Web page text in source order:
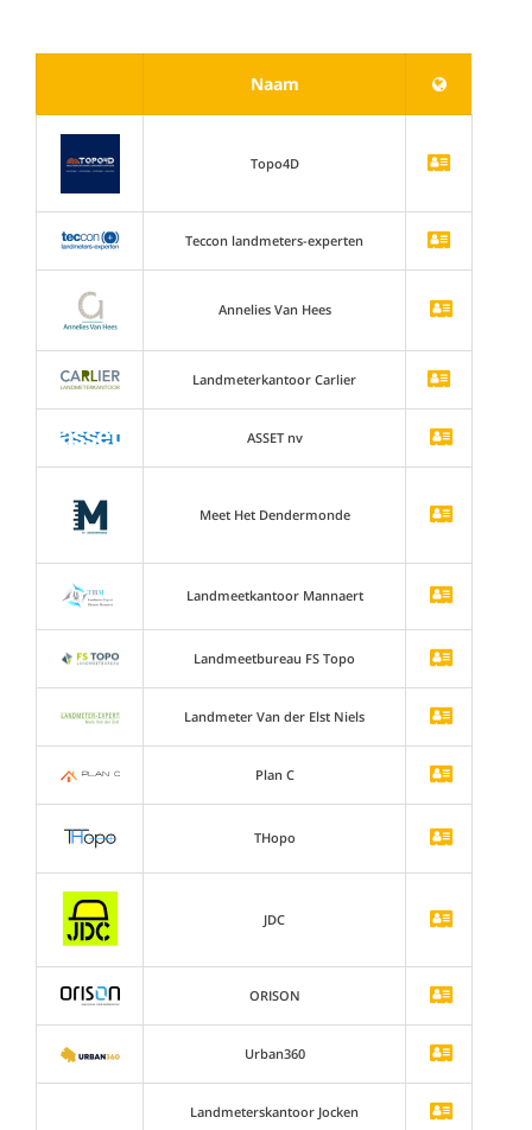
Naam
Topo4D
Teccon landmeters-experten
Annelies Van Hees
Landmeterkantoor Carlier
ASSET nv
Meet Het Dendermonde
Landmeetkantoor Mannaert
Landmeetbureau FS Topo
Landmeter Van der Elst Niels
Plan C
THopo
JDC
ORISON
Urban360
Landmeterskantoor Jocken